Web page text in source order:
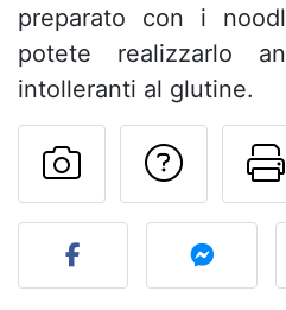
preparato con i
potete realizzarlo
intolleranti al glutine.
Pubblica la